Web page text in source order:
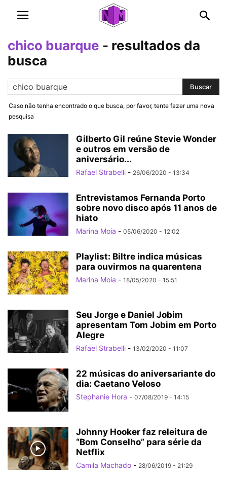
chico buarque - resultados da
busca
Caso não tenha encontrado o que busca, por favor, tente fazer uma nova
pesquisa
Gilberto Gil reúne Stevie Wonder
e outros em versão de
aniversário...
Rafael Strabelli - 26/06/2020 - 13:34
Entrevistamos Fernanda Porto
sobre novo disco após 11 anos de
hiato
Marina Moia - 05/06/2020 - 12:02
Playlist: Biltre indica músicas
para ouvirmos na quarentena
Marina Moia - 18/05/2020 - 15:51
Seu Jorge e Daniel Jobim
apresentam Tom Jobim em Porto
Alegre
Rafael Strabelli - 13/02/2020 - 11:07
22 músicas do aniversariante do
dia: Caetano Veloso
Stephanie Hora - 07/08/2019 - 14:15
Johnny Hooker faz releitura de
“Bom Conselho” para série da
Netflix
Camila Machado - 28/06/2019 - 21:29